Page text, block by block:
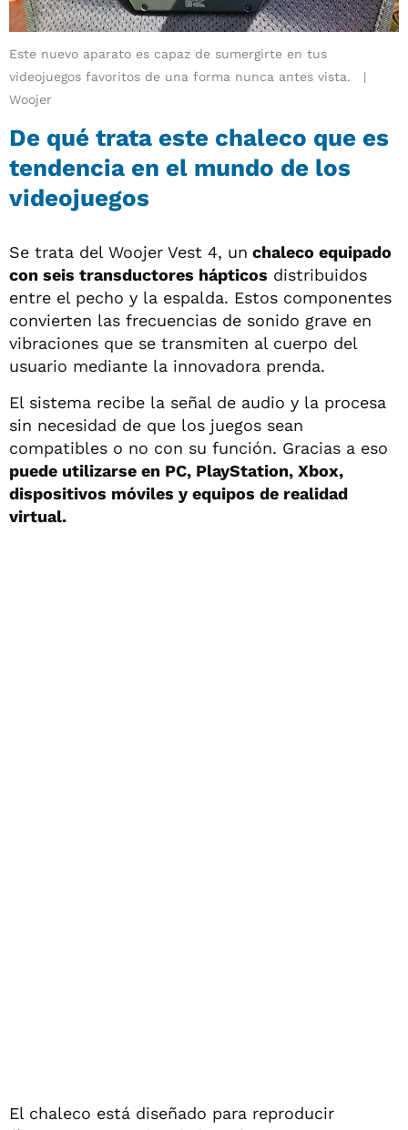
Este nuevo aparato es capaz de sumergirte en tus
videojuegos favoritos de una forma nunca antes vista.
Woojer
De qué trata este chaleco que es
tendencia en el mundo de los
videojuegos
Se trata del Woojer Vest 4, un chaleco equipado
con seis transductores hápticos distribuidos
entre el pecho y la espalda. Estos componentes
convierten las frecuencias de sonido grave en
vibraciones que se transmiten al cuerpo del
usuario mediante la innovadora prenda.
El sistema recibe la señal de audio y la procesa
sin necesidad de que los juegos sean
compatibles o no con su función. Gracias a eso
puede utilizarse en PC, PlayStation, Xbox,
dispositivos móviles y equipos de realidad
virtual.
El chaleco está diseñado para reproducir